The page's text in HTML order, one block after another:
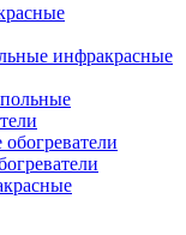
инфракрасные